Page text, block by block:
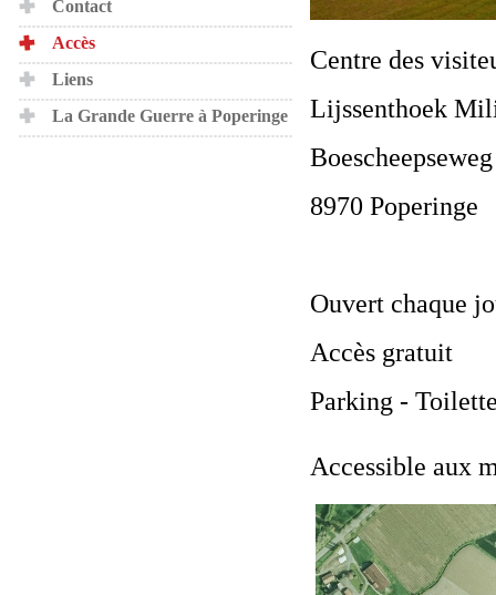
Contact
Accès
Liens
La Grande Guerre à Poperinge
Centre des
Lijssenthoek
8970 Poperinge
Ouvert chaque
Accès gratuit
Parking -
Accessible aux